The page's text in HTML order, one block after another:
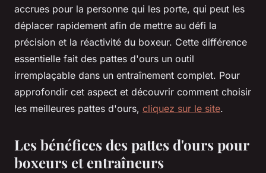
accrues pour la personne qui les porte, qui peut les
déplacer rapidement afin de mettre au défi la
précision et la réactivité du boxeur. Cette différence
essentielle fait des pattes d'ours un outil
irremplaçable dans un entraînement complet. Pour
approfondir cet aspect et découvrir comment choisir
les meilleures pattes d'ours, cliquez sur le site.
Les bénéfices des pattes d'ours pour
boxeurs et entraîneurs